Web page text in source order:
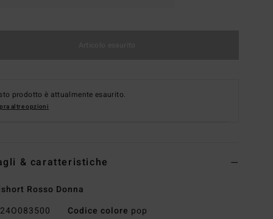
prodotto è attualmente esaurito.
altre opzioni
& caratteristiche
Rosso Donna
24O083500 Codice colore pop